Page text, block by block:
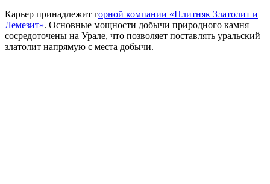
Карьер принадлежит горной компании «Плитняк Златолит и
Лемезит». Основные мощности добычи природного камня
сосредоточены на Урале, что позволяет поставлять уральский
златолит напрямую с места добычи.